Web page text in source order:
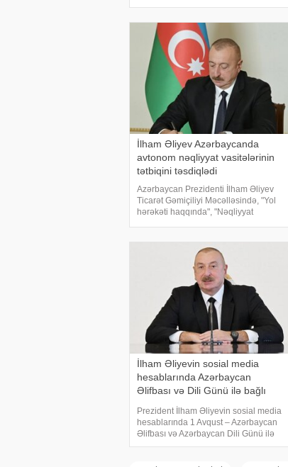
İlham Əliyev Azərbaycanda
avtonom nəqliyyat vasitələrinin
tətbiqini təsdiqlədi
Azərbaycan Prezidenti İlham Əliyev
Ticarət Gəmiçiliyi Məcəlləsində, "Yol
hərəkəti haqqında", "Nəqliyyat
iştirakçılarına mənsu
İlham Əliyevin sosial media
hesablarında Azərbaycan
Əlifbası və Dili Günü ilə bağlı
paylaşım
Prezident İlham Əliyevin sosial media
hesablarında 1 Avqust – Azərbaycan
Əlifbası və Azərbaycan Dili Günü ilə
bağlı paylaşım edilib. xəbər verir ki,